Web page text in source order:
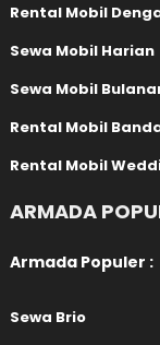
Rental Mobil
Sewa Mobil Harian
Sewa Mobil
Rental Mobil
Rental Mobil
ARMADA
Armada Populer :
Sewa Brio